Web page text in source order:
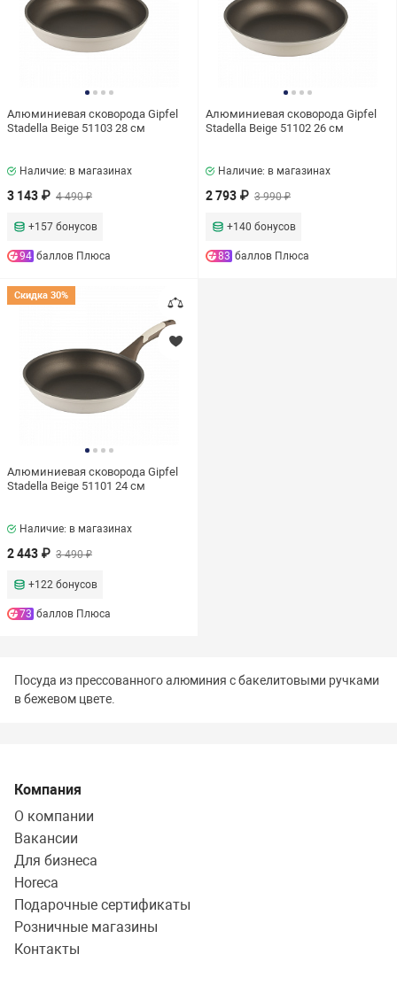
Базовый класс
Классическое
Объем, л
Диаметр, см
Gipfel
Gipfel Stadella Beige
Материал
Прессованный алюминий
Мытье в посудомоечной машине
Нет
Алюминиевая сковорода Gipfel
Stadella Beige 51103 28 см
Наличие: в магазинах
3 143 ₽ 4 490 ₽
+157 бонусов
94 баллов Плюса
Алюминиевая сковорода Gipfel
Stadella Beige 51102 26 см
Наличие: в магазинах
2 793 ₽ 3 990 ₽
+140 бонусов
83 баллов Плюса
Скидка 30%
Алюминиевая сковорода Gipfel
Stadella Beige 51101 24 см
Наличие: в магазинах
2 443 ₽ 3 490 ₽
+122 бонусов
73 баллов Плюса
Посуда из прессованного алюминия с бакелитовыми ручками
в бежевом цвете.
Компания
О компании
Вакансии
Для бизнеса
Horeca
Подарочные сертификаты
Розничные магазины
Контакты